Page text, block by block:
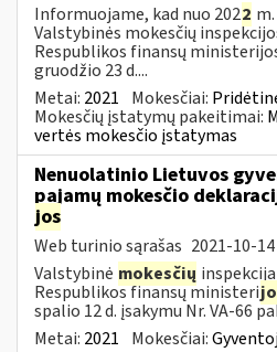
Informuojame, kad nuo 2022
Valstybinės mokesčių
Respublikos finansų
gruodžio 23 d....
Metai: 2021 Mokesčiai:
Mokesčių įstatymų pakeitimai:
vertės mokesčio įstatymas
Nenuolatinio Lietuvos
pajamų mokesčio
jos
Web turinio sąrašas 2021-10-14
Valstybinė mokesčių
Respublikos finansų ministeri
spalio 12 d. įsakymu Nr. VA-66
Metai: 2021 Mokesčiai: